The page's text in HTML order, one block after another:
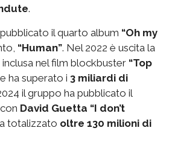
.
il quarto album “Oh my
“Human”. Nel 2022 è uscita la
, inclusa nel film blockbuster “Top
ha superato i 3 miliardi di
il gruppo ha pubblicato il
David Guetta “I don’t
totalizzato oltre 130 milioni di